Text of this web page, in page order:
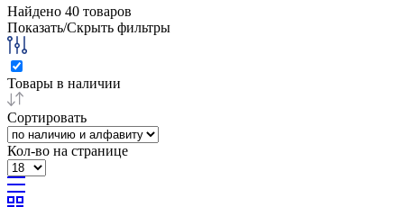
Найдено 40 товаров
Показать/Скрыть фильтры
Товары в наличии
Сортировать
Кол-во на странице